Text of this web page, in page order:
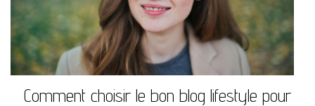
Comment choisir le bon blog lifestyle pour